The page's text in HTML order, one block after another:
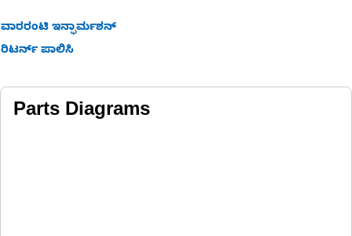
ವಾರರಂಟಿ ಇನ್ಫಾರ್ಮಶನ್
ರಿಟರ್ನ್ ಪಾಲಿಸಿ
Parts Diagrams